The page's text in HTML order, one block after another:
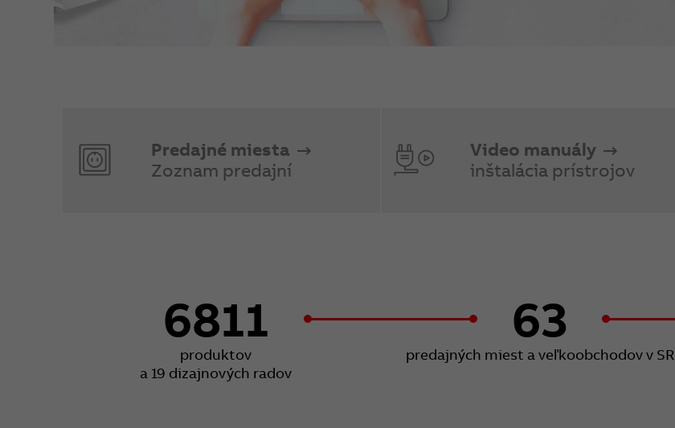
Predajné miesta
Zoznam predajní
Video manuály
inštalácia prístrojov
6811
produktov
a 19 dizajnových radov
63
predajných miest a veľkoobchodov v SR